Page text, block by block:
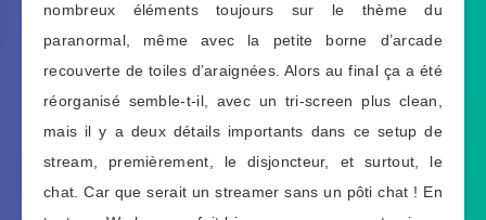
nombreux éléments toujours sur le thème du
paranormal, même avec la petite borne d’arcade
recouverte de toiles d’araignées. Alors au final ça a été
réorganisé semble-t-il, avec un tri-screen plus clean,
mais il y a deux détails importants dans ce setup de
stream, premièrement, le disjoncteur, et surtout, le
chat. Car que serait un streamer sans un pôti chat ! En